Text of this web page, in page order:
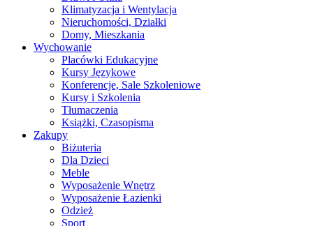
Klimatyzacja i Wentylacja
Nieruchomości, Działki
Domy, Mieszkania
Wychowanie
Placówki Edukacyjne
Kursy Językowe
Konferencje, Sale Szkoleniowe
Kursy i Szkolenia
Tłumaczenia
Książki, Czasopisma
Zakupy
Biżuteria
Dla Dzieci
Meble
Wyposażenie Wnętrz
Wyposażenie Łazienki
Odzież
Sport